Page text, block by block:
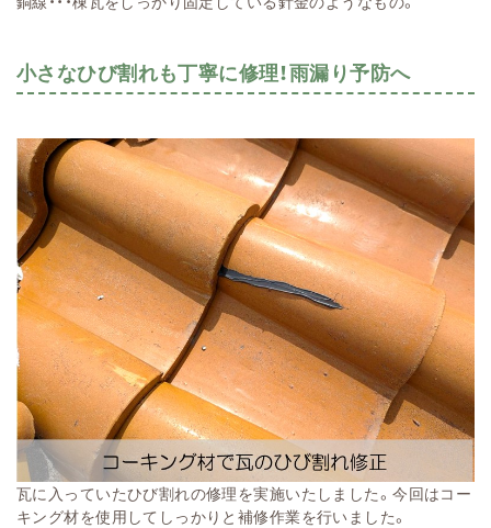
小さなひび割れも丁寧に修理！雨漏り予防へ
瓦に入っていたひび割れの修理を実施いたしました。今回はコー
キング材を使用してしっかりと補修作業を行いました。